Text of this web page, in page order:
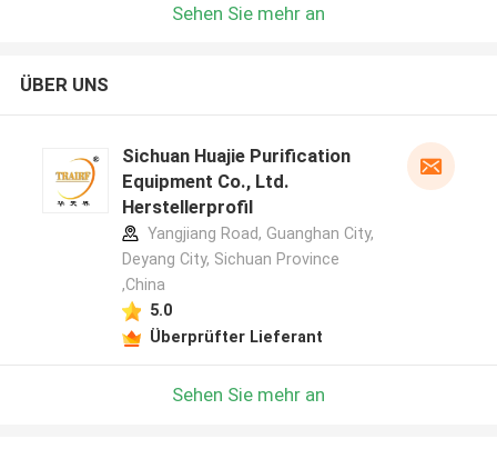
Sehen Sie mehr an
ÜBER UNS
Sichuan Huajie Purification
Equipment Co., Ltd.
Herstellerprofil
Yangjiang Road, Guanghan City,
Deyang City, Sichuan Province
,China
5.0
Überprüfter Lieferant
Sehen Sie mehr an